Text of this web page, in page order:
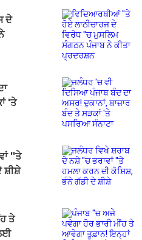
ਦੇ
'ਤੇ
''ਤੇ
ਸ਼ੀਸ਼ੇ
ਤੇ